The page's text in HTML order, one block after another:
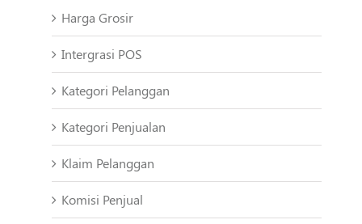
Harga Grosir
Intergrasi POS
Kategori Pelanggan
Kategori Penjualan
Klaim Pelanggan
Komisi Penjual